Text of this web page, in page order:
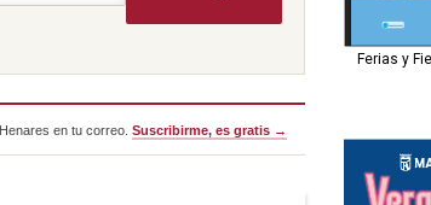
en tu correo. Suscribirme, es gratis →
Ferias y